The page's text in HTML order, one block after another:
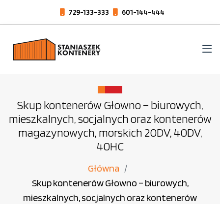
729-133-333 601-144-444
Skup kontenerów Głowno – biurowych,
mieszkalnych, socjalnych oraz kontenerów
magazynowych, morskich 20DV, 40DV,
40HC
Główna
Skup kontenerów Głowno – biurowych,
mieszkalnych, socjalnych oraz kontenerów